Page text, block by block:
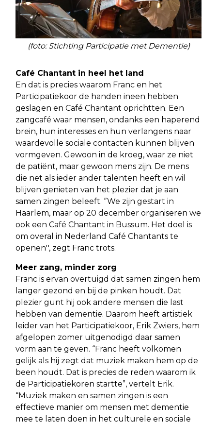
(foto: Stichting Participatie met Dementie)
Café Chantant in heel het land
En dat is precies waarom Franc en het
Participatiekoor de handen ineen hebben
geslagen en Café Chantant oprichtten. Een
zangcafé waar mensen, ondanks een haperend
brein, hun interesses en hun verlangens naar
waardevolle sociale contacten kunnen blijven
vormgeven. Gewoon in de kroeg, waar ze niet
de patiënt, maar gewoon mens zijn. De mens
die net als ieder ander talenten heeft en wil
blijven genieten van het plezier dat je aan
samen zingen beleeft. ‘’We zijn gestart in
Haarlem, maar op 20 december organiseren we
ook een Café Chantant in Bussum. Het doel is
om overal in Nederland Café Chantants te
openen'', zegt Franc trots.
Meer zang, minder zorg
Franc is ervan overtuigd dat samen zingen hem
langer gezond en bij de pinken houdt. Dat
plezier gunt hij ook andere mensen die last
hebben van dementie. Daarom heeft artistiek
leider van het Participatiekoor, Erik Zwiers, hem
afgelopen zomer uitgenodigd daar samen
vorm aan te geven. “Franc heeft volkomen
gelijk als hij zegt dat muziek maken hem op de
been houdt. Dat is precies de reden waarom ik
de Participatiekoren startte”, vertelt Erik.
“Muziek maken en samen zingen is een
effectieve manier om mensen met dementie
mee te laten doen in het culturele en sociale